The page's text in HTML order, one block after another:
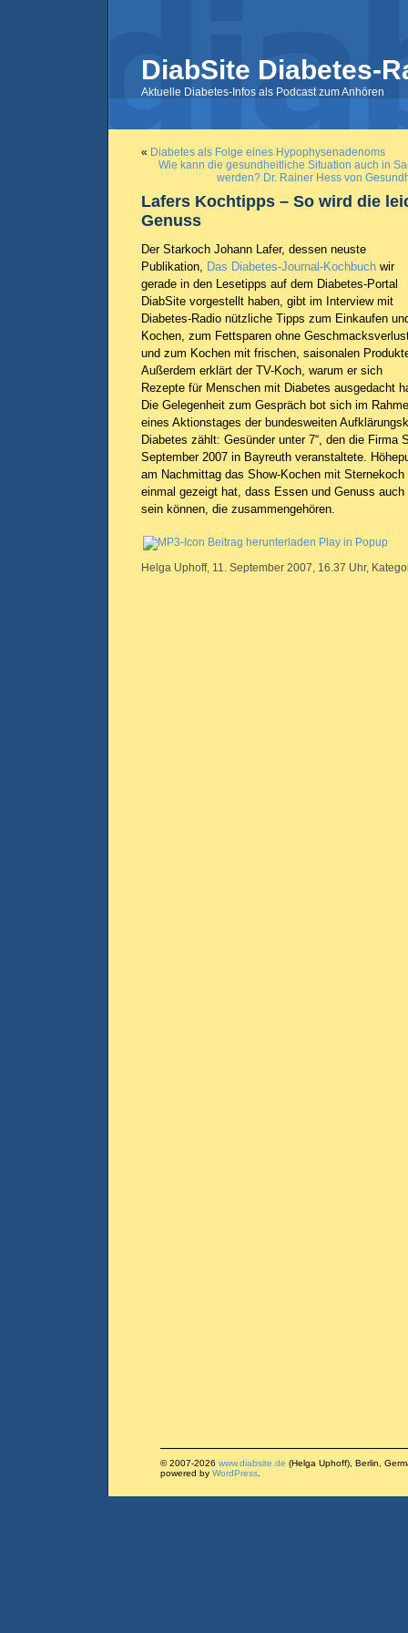
DiabSite Diabetes-
Aktuelle Diabetes-Infos als Podcast zum Anhören
« Diabetes als Folge eines Hypophysenadenoms
Wie kann die gesundheitliche Situation auch in
werden? Dr. Rainer Hess von
Lafers Kochtipps – So wird die
Genuss
Der Starkoch Johann Lafer, dessen neuste
Publikation, Das Diabetes-Journal-Kochbuch wir
gerade in den Lesetipps auf dem Diabetes-Portal
DiabSite vorgestellt haben, gibt im Interview mit
Diabetes-Radio nützliche Tipps zum Einkaufen
Kochen, zum Fettsparen ohne
und zum Kochen mit frischen, saisonalen
Außerdem erklärt der TV-Koch, warum er sich
Rezepte für Menschen mit Diabetes ausgedacht
Die Gelegenheit zum Gespräch bot sich im
eines Aktionstages der bundesweiten
Diabetes zählt: Gesünder unter 7“, den die Firma
September 2007 in Bayreuth veranstaltete.
am Nachmittag das Show-Kochen mit Sternekoch
einmal gezeigt hat, dass Essen und Genuss
sein können, die zusammengehören.
Beitrag herunterladen Play in Popup
Helga Uphoff, 11. September 2007, 16.37 Uhr,
© 2007-2026 www.diabsite.de (Helga Uphoff), Berlin,
powered by WordPress.